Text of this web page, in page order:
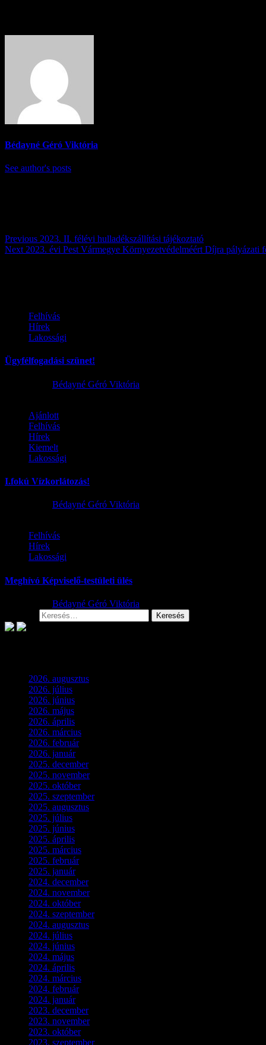
Bédayné Géró Viktória
See author's posts
Previous 2023. II. félévi hulladékszállítási tájékoztató
Next 2023. évi Pest Vármegye Környezetvédelméért Díjra pályázati
Felhívás
Hírek
Lakossági
Ügyfélfogadási szünet!
Bédayné Géró Viktória
Ajánlott
Felhívás
Hírek
Kiemelt
Lakossági
I.fokú Vízkorlátozás!
Bédayné Géró Viktória
Felhívás
Hírek
Lakossági
Meghívó Képviselő-testületi ülés
Bédayné Géró Viktória
2026. augusztus
2026. július
2026. június
2026. május
2026. április
2026. március
2026. február(4)
2026. január(2)
2025. december(4)
2025. november(3)
2025. október(3)
2025. szeptember(5)
2025. augusztus
2025. július
2025. június
2025. április
2025. március
2025. február(7)
2025. január(3)
2024. december(3)
2024. november(7)
2024. október(6)
2024. szeptember(4)
2024. augusztus
2024. július
2024. június
2024. május
2024. április
2024. március
2024. február(9)
2024. január(3)
2023. december(1)
2023. november(1)
2023. október(5)
2023. szeptember(3)